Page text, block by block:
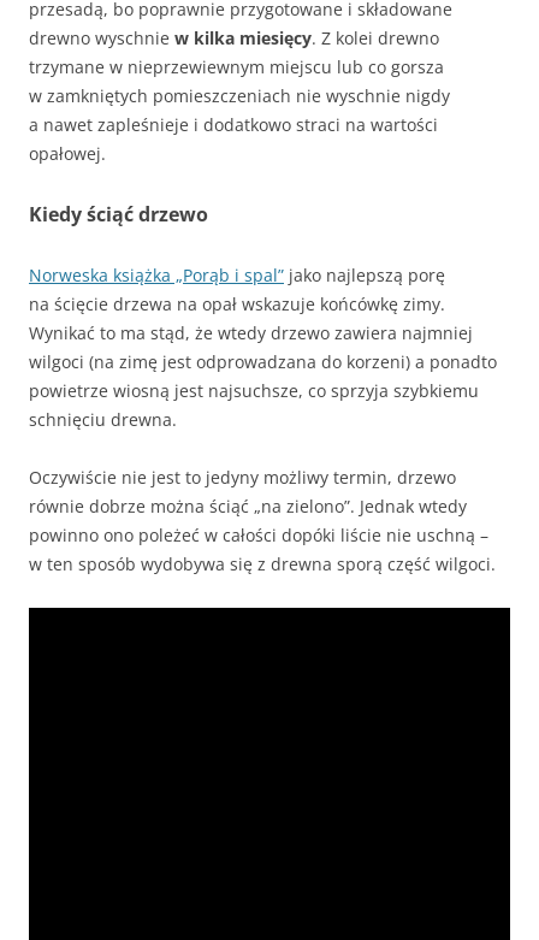
przesadą, bo poprawnie przygotowane i składowane
drewno wyschnie w kilka miesięcy. Z kolei drewno
trzymane w nieprzewiewnym miejscu lub co gorsza
w zamkniętych pomieszczeniach nie wyschnie nigdy
a nawet zapleśnieje i dodatkowo straci na wartości
opałowej.
Kiedy ściąć drzewo
Norweska książka „Porąb i spal” jako najlepszą porę
na ścięcie drzewa na opał wskazuje końcówkę zimy.
Wynikać to ma stąd, że wtedy drzewo zawiera najmniej
wilgoci (na zimę jest odprowadzana do korzeni) a ponadto
powietrze wiosną jest najsuchsze, co sprzyja szybkiemu
schnięciu drewna.
Oczywiście nie jest to jedyny możliwy termin, drzewo
równie dobrze można ściąć „na zielono”. Jednak wtedy
powinno ono poleżeć w całości dopóki liście nie uschną –
w ten sposób wydobywa się z drewna sporą część wilgoci.